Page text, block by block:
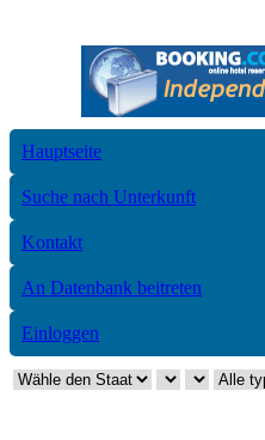
Hauptseite
Suche nach Unterkunft
Kontakt
An Datenbank beitreten
Einloggen